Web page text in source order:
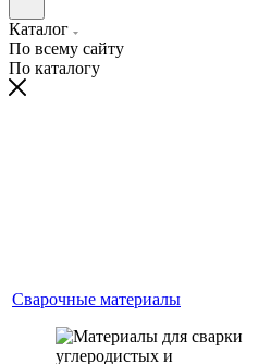
Каталог
По всему сайту
По каталогу
Сварочные материалы